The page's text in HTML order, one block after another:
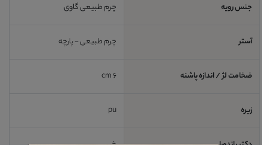
جنس رویه چرم طبیعی گاوی
آستر چرم طبیعی - پارچه
ضخامت لژ / اندازه پاشنه
زیره pu